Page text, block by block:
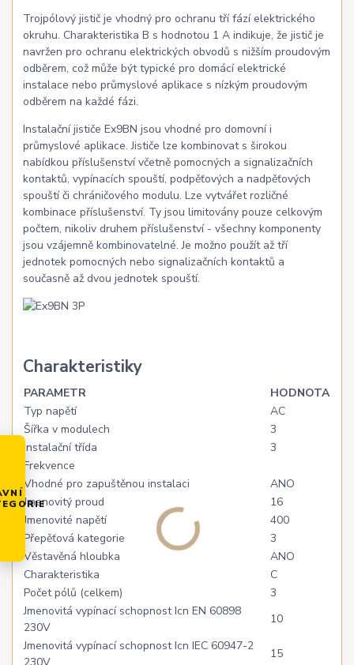
Trojpólový jistič je vhodný pro ochranu tří fází elektrického
okruhu. Charakteristika B s hodnotou 1 A indikuje, že jistič je
navržen pro ochranu elektrických obvodů s nižším proudovým
odběrem, což může být typické pro domácí elektrické
instalace nebo průmyslové aplikace s nízkým proudovým
odběrem na každé fázi.
Instalační jističe Ex9BN jsou vhodné pro domovní i
průmyslové aplikace. Jističe lze kombinovat s širokou
nabídkou příslušenství včetně pomocných a signalizačních
kontaktů, vypínacích spouští, podpěťových a nadpěťových
spouští či chráničového modulu. Lze vytvářet rozličné
kombinace příslušenství. Ty jsou limitovány pouze celkovým
počtem, nikoliv druhem příslušenství - všechny komponenty
jsou vzájemně kombinovatelné. Je možno použít až tří
jednotek pomocných nebo signalizačních kontaktů a
současně až dvou jednotek spouští.
Charakteristiky
PARAMETR
HODNOTA
Typ napětí
AC
Šířka v modulech
3
Instalační třída
3
Frekvence
Vhodné pro zapuštěnou instalaci
ANO
Jmenovitý proud
16
Jmenovité napětí
400
Přepěťová kategorie
3
Věstavěná hloubka
ANO
Charakteristika
C
Počet pólů (celkem)
3
Jmenovitá vypínací schopnost Icn EN 60898
230V
10
Jmenovitá vypínací schopnost Icn IEC 60947-2
230V
15